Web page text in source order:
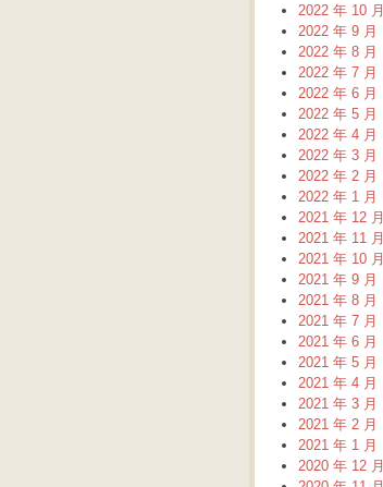
2022 年 10 月
2022 年 9 月
2022 年 8 月
2022 年 7 月
2022 年 6 月
2022 年 5 月
2022 年 4 月
2022 年 3 月
2022 年 2 月
2022 年 1 月
2021 年 12 月
2021 年 11 月
2021 年 10 月
2021 年 9 月
2021 年 8 月
2021 年 7 月
2021 年 6 月
2021 年 5 月
2021 年 4 月
2021 年 3 月
2021 年 2 月
2021 年 1 月
2020 年 12 月